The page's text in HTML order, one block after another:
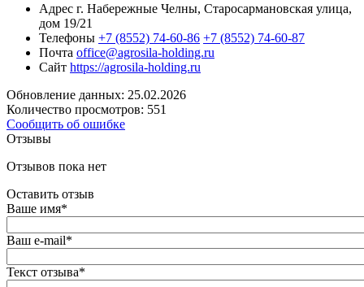
Адрес г. Набережные Челны, Старосармановская улица,
дом 19/21
Телефоны +7 (8552) 74-60-86 +7 (8552) 74-60-87
Почта office@agrosila-holding.ru
Сайт https://agrosila-holding.ru
Обновление данных: 25.02.2026
Количество просмотров: 551
Сообщить об ошибке
Отзывы
Отзывов пока нет
Оставить отзыв
Ваше имя*
Ваш e-mail*
Текст отзыва*